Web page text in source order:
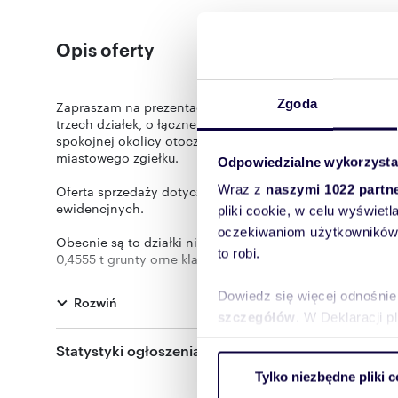
Zgoda
Odpowiedzialne
Wraz z naszymi 1022
pliki cookie, w celu
oczekiwaniom
to robi.
Dowiedz się więcej
szczegółów . W Deklaracji
ruch w naszej witrynie.
Tylko niezbędne pliki
Opis oferty
Zapraszam na prezentację bardzo atrakcyjnej oferty
trzech działek, o łącznej powierzchni 1,0462 ha,
spokojnej okolicy otoczonej terenami leśnymi, miejscu
miastowego zgiełku.
Oferta sprzedaży dotyczy tylko i wyłącznie całości,
ewidencjnych.
Obecnie są to działki niezabudowane, położone przy
0,4555 t grunty orne klasy RIIIb.
Rozkład powierzchni wygląda następująco:
- działka o powierzchni 0,3450 ha (RIIIb 0,2442 ha i
- działka o powierzchni 0,3687 ha (RIIIb 0,2121 ha i RIVa
- działka o powierzchni 0,3336 ha (RIVa w całości).
Dla powyższej nieruchomości nie obowiązuje
trakcie jego opracowania), nie wystąpiono także o
Rozwiń
Statystyki ogłoszenia: